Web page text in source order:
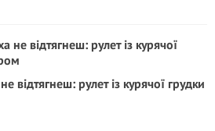
відтягнеш: рулет із курячої грудки